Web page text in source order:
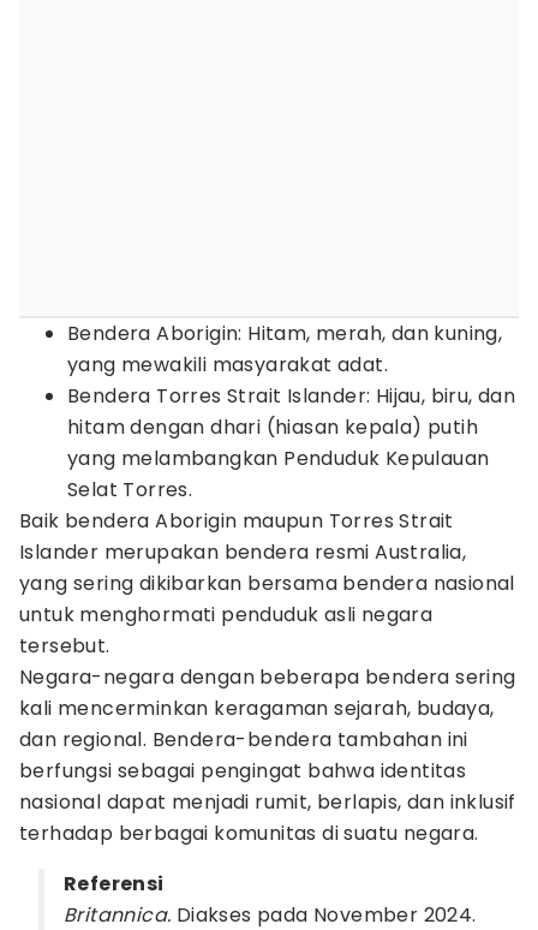
Bendera Aborigin: Hitam, merah, dan kuning,
yang mewakili masyarakat adat.
Bendera Torres Strait Islander: Hijau, biru, dan
hitam dengan dhari (hiasan kepala) putih
yang melambangkan Penduduk Kepulauan
Selat Torres.
Baik bendera Aborigin maupun Torres Strait
Islander merupakan bendera resmi Australia,
yang sering dikibarkan bersama bendera nasional
untuk menghormati penduduk asli negara
tersebut.
Negara-negara dengan beberapa bendera sering
kali mencerminkan keragaman sejarah, budaya,
dan regional. Bendera-bendera tambahan ini
berfungsi sebagai pengingat bahwa identitas
nasional dapat menjadi rumit, berlapis, dan inklusif
terhadap berbagai komunitas di suatu negara.
Referensi
Britannica. Diakses pada November 2024.